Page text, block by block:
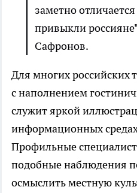
заметно
привыкли
Сафронов.
Для многих российских
с наполнением
служит яркой
информационных средах
Профильные
подобные наблюдения
осмыслить местную